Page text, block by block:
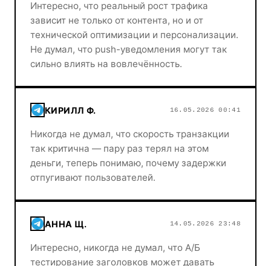
Интересно, что реальный рост трафика
зависит не только от контента, но и от
технической оптимизации и персонализации.
Не думал, что push-уведомления могут так
сильно влиять на вовлечённость.
КИРИЛЛ Ф. 16.05.2026 00:41
Никогда не думал, что скорость транзакции
так критична — пару раз терял на этом
деньги, теперь понимаю, почему задержки
отпугивают пользователей.
АННА Щ. 14.05.2026 23:48
Интересно, никогда не думал, что A/Б
тестирование заголовков может давать